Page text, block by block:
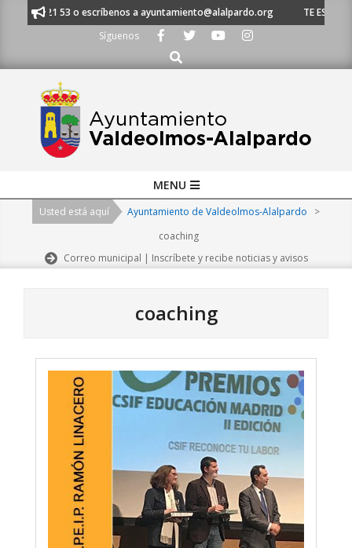
620 21 53 o escríbenos a ayuntamiento@alalpardo.org
TE
Síguenos
Buscar
Navigation
MENU
Usted está aquí Ayuntamiento de Valdeolmos-Alalpardo
>
coaching
Correo municipal | Inscríbete y recibe noticias y avisos
coaching